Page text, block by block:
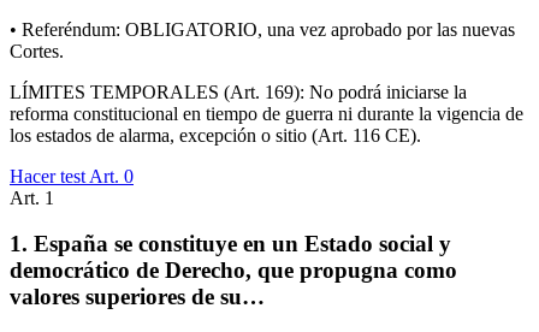
• Referéndum: OBLIGATORIO, una vez aprobado por las nuevas
Cortes.
LÍMITES TEMPORALES (Art. 169): No podrá iniciarse la
reforma constitucional en tiempo de guerra ni durante la vigencia de
los estados de alarma, excepción o sitio (Art. 116 CE).
Hacer test Art. 0
Art. 1
1. España se constituye en un Estado social y
democrático de Derecho, que propugna como
valores superiores de su…